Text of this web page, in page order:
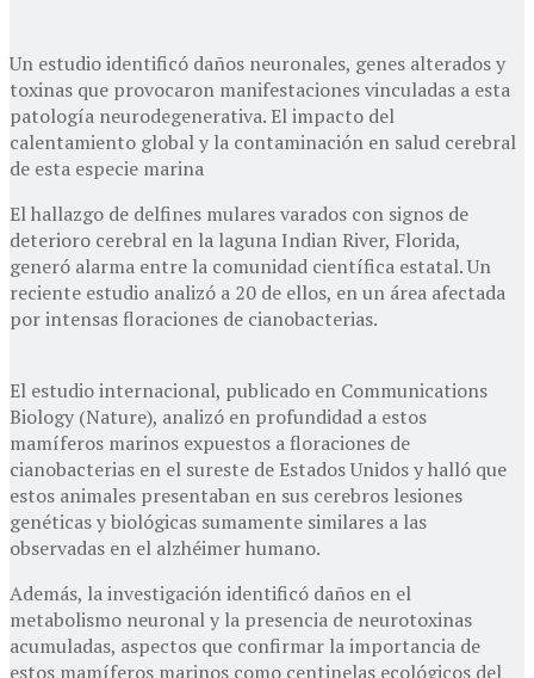
Un estudio identificó daños neuronales, genes alterados y
toxinas que provocaron manifestaciones vinculadas a esta
patología neurodegenerativa. El impacto del
calentamiento global y la contaminación en salud cerebral
de esta especie marina
El hallazgo de delfines mulares varados con signos de
deterioro cerebral en la laguna Indian River, Florida,
generó alarma entre la comunidad científica estatal. Un
reciente estudio analizó a 20 de ellos, en un área afectada
por intensas floraciones de cianobacterias.
El estudio internacional, publicado en Communications
Biology (Nature), analizó en profundidad a estos
mamíferos marinos expuestos a floraciones de
cianobacterias en el sureste de Estados Unidos y halló que
estos animales presentaban en sus cerebros lesiones
genéticas y biológicas sumamente similares a las
observadas en el alzhéimer humano.
Además, la investigación identificó daños en el
metabolismo neuronal y la presencia de neurotoxinas
acumuladas, aspectos que confirmar la importancia de
estos mamíferos marinos como centinelas ecológicos del